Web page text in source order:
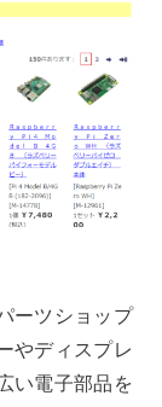
ーツショップ
やディスプレ
い電子部品を